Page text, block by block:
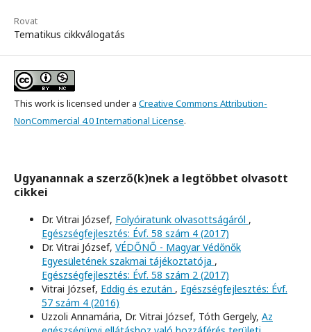
Rovat
Tematikus cikkválogatás
This work is licensed under a Creative Commons Attribution-
NonCommercial 4.0 International License.
Ugyanannak a szerző(k)nek a legtöbbet olvasott
cikkei
Dr. Vitrai József, Folyóiratunk olvasottságáról ,
Egészségfejlesztés: Évf. 58 szám 4 (2017)
Dr. Vitrai József, VÉDŐNŐ - Magyar Védőnők
Egyesületének szakmai tájékoztatója ,
Egészségfejlesztés: Évf. 58 szám 2 (2017)
Vitrai József, Eddig és ezután , Egészségfejlesztés: Évf.
57 szám 4 (2016)
Uzzoli Annamária, Dr. Vitrai József, Tóth Gergely, Az